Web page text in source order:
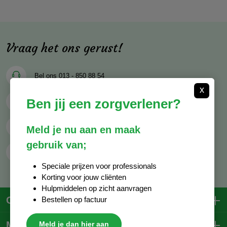
Vraag het ons gerust!
Bel ons 013 - 850 88 54
Mail onsinfo@decocare.nl
Whatsapp 06 - 81 38 59 03
Contactgegevens
x
Ben jij een zorgverlener?
Meld je nu aan en maak
gebruik van;
Speciale prijzen voor professionals
Korting voor jouw cliënten
Hulpmiddelen op zicht aanvragen
Bestellen op factuur
Meld je dan hier aan